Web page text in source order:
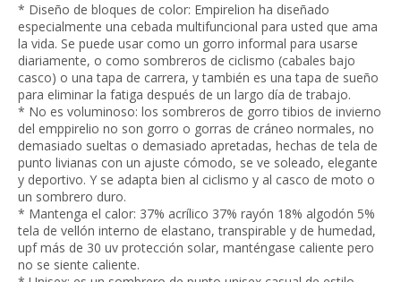
* Diseño de bloques de color: Empirelion ha diseñado
especialmente una cebada multifuncional para usted que ama
la vida. Se puede usar como un gorro informal para usarse
diariamente, o como sombreros de ciclismo (cabales bajo
casco) o una tapa de carrera, y también es una tapa de sueño
para eliminar la fatiga después de un largo día de trabajo.
* No es voluminoso: los sombreros de gorro tibios de invierno
del emppirelio no son gorro o gorras de cráneo normales, no
demasiado sueltas o demasiado apretadas, hechas de tela de
punto livianas con un ajuste cómodo, se ve soleado, elegante
y deportivo. Y se adapta bien al ciclismo y al casco de moto o
un sombrero duro.
* Mantenga el calor: 37% acrílico 37% rayón 18% algodón 5%
tela de vellón interno de elastano, transpirable y de humedad,
upf más de 30 uv protección solar, manténgase caliente pero
no se siente caliente.